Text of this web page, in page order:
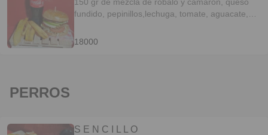
fundido, pepinillos,lechuga, tomate, aguacate,
plátano.
18000
PERROS
S E N C I L L O